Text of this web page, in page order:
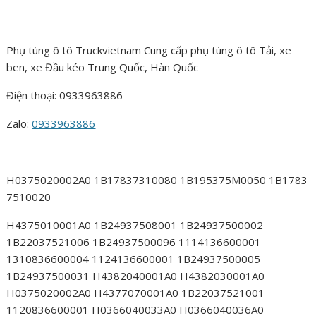
Phụ tùng ô tô Truckvietnam Cung cấp phụ tùng ô tô Tải, xe
ben, xe Đầu kéo Trung Quốc, Hàn Quốc
Điện thoại: 0933963886
Zalo:0933963886
H0375020002A0 1B17837310080 1B195375M0050 1B1783
7510020
H4375010001A0 1B24937508001 1B24937500002
1B22037521006 1B24937500096 1114136600001
1310836600004 1124136600001 1B24937500005
1B24937500031 H4382040001A0 H4382030001A0
H0375020002A0 H4377070001A0 1B22037521001
1120836600001 H0366040033A0 H0366040036A0